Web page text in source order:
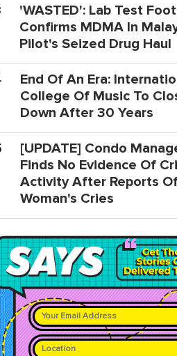
'WASTED': Lab Test
Confirms MDMA In
Pilot's Seized Drug Haul
End Of An Era:
College Of Music To
Down After 30 Years
[UPDATE] Condo
Finds No Evidence Of
Activity After Reports
Woman's Cries